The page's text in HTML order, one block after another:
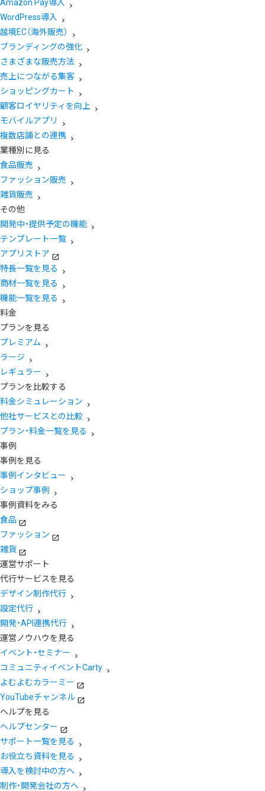
Amazon Pay導入
WordPress導入
越境EC（海外販売）
ブランディングの強化
さまざまな販売方法
売上につながる集客
ショッピングカート
顧客ロイヤリティを向上
モバイルアプリ
複数店舗との連携
業種別に見る
食品販売
ファッション販売
雑貨販売
その他
開発中・提供予定の機能
テンプレート一覧
アプリストア
特長一覧を見る
商材一覧を見る
機能一覧を見る
料金
プランを見る
プレミアム
ラージ
レギュラー
プランを比較する
料金シミュレーション
他社サービスとの比較
プラン・料金一覧を見る
事例
事例を見る
事例インタビュー
ショップ事例
事例資料をみる
食品
ファッション
雑貨
運営サポート
代行サービスを見る
デザイン制作代行
設定代行
開発・API連携代行
運営ノウハウを見る
イベント・セミナー
コミュニティイベントCarty
よむよむカラーミー
YouTubeチャンネル
ヘルプを見る
ヘルプセンター
サポート一覧を見る
お役立ち資料を見る
導入を検討中の方へ
制作・開発会社の方へ